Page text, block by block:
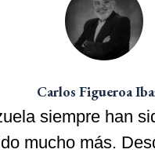
Carlos Figueroa
siempre han
mucho más.